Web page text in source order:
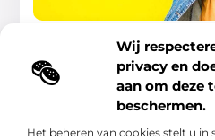
Wij
privacy en
aan om deze
beschermen.
Het beheren van cookies stelt u in
Voor welke stijl ga jij? Tja, wat is
Ermelo? Dat is toch voor ieder
Mode En Kleding